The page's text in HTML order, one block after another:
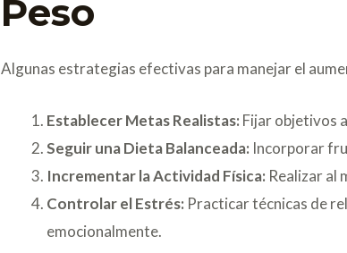
Peso
Algunas estrategias efectivas para manejar el
Establecer Metas Realistas: Fijar objetivos
Seguir una Dieta Balanceada: Incorporar
Incrementar la Actividad Física: Realizar al
Controlar el Estrés: Practicar técnicas de
emocionalmente.